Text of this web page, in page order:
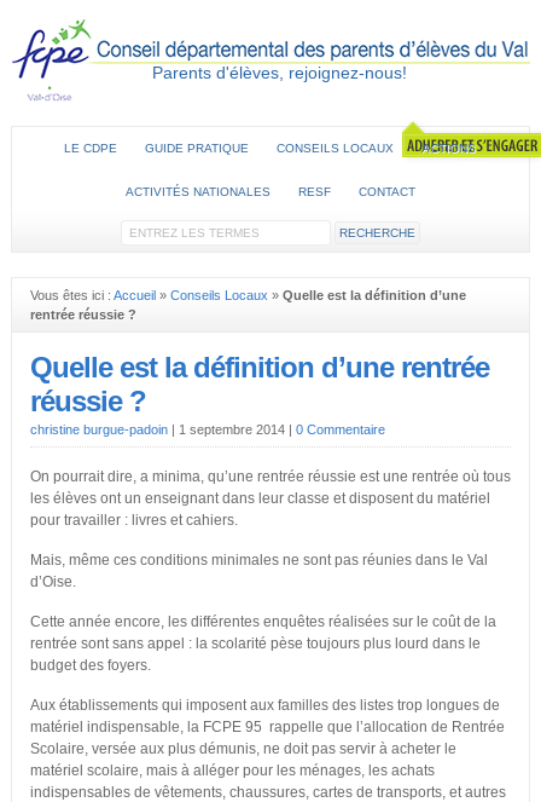
Parents d'élèves, rejoignez-nous!
LE CDPE GUIDE PRATIQUE CONSEILS LOCAUX ACTIONS
ACTIVITÉS NATIONALES RESF CONTACT
Vous êtes ici : Accueil» Conseils Locaux » Quelle est la définition d’une
rentrée réussie ?
Quelle est la définition d’une rentrée
réussie ?
christine burgue-padoin| 1 septembre 2014 | 0 Commentaire
On pourrait dire, a minima, qu’une rentrée réussie est une rentrée où tous
les élèves ont un enseignant dans leur classe et disposent du matériel
pour travailler : livres et cahiers.
Mais, même ces conditions minimales ne sont pas réunies dans le Val
d’Oise.
Cette année encore, les différentes enquêtes réalisées sur le coût de la
rentrée sont sans appel : la scolarité pèse toujours plus lourd dans le
budget des foyers.
Aux établissements qui imposent aux familles des listes trop longues de
matériel indispensable, la FCPE 95 rappelle que l’allocation de Rentrée
Scolaire, versée aux plus démunis, ne doit pas servir à acheter le
matériel scolaire, mais à alléger pour les ménages, les achats
indispensables de vêtements, chaussures, cartes de transports, et autres